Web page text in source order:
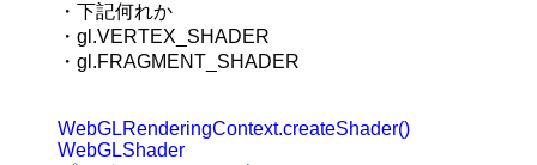
・下記何れか
・gl.VERTEX_SHADER
・gl.FRAGMENT_SHADER
WebGLRenderingContext.createShader()
WebGLShader